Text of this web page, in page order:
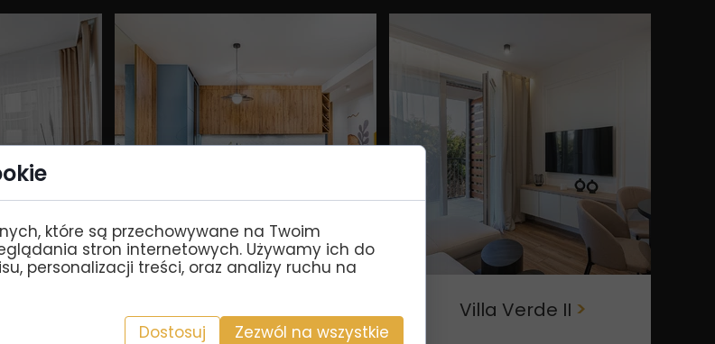
Villa Verde II >
Awangarda IV>
które są przechowywane na Twoim
stron internetowych. Używamy ich do
personalizacji treści, oraz analizy ruchu na
Dostosuj Zezwól na wszystkie